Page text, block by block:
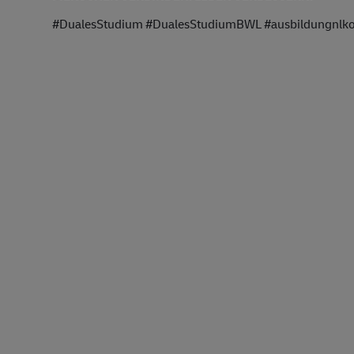
#DualesStudium #DualesStudiumBWL